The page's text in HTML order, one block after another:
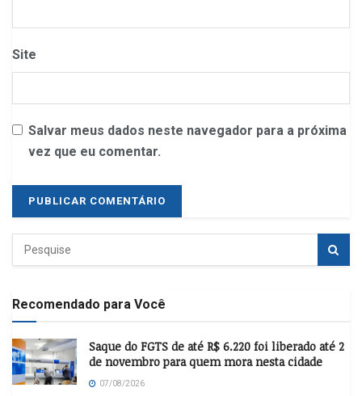
Site
Salvar meus dados neste navegador para a próxima
vez que eu comentar.
Recomendado para Você
Saque do FGTS de até R$ 6.220 foi liberado até 2
de novembro para quem mora nesta cidade
07/08/2026